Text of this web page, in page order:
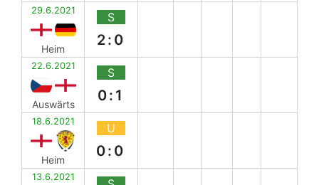
29.6.2021
Heim
S
2:0
22.6.2021
Auswärts
S
0:1
18.6.2021
Heim
U
0:0
13.6.2021